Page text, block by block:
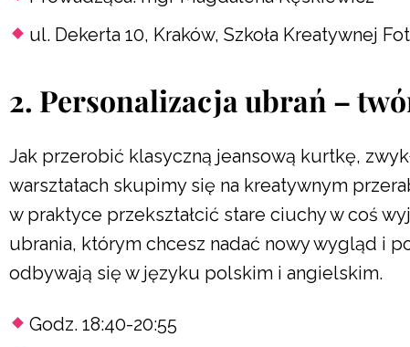
ul. Dekerta 10, Kraków, Szkoła Kreatywnej
2. Personalizacja ubrań –
Jak przerobić klasyczną jeansową kurtkę,
warsztatach skupimy się na kreatywnym
w praktyce przekształcić stare ciuchy w coś
ubrania, którym chcesz nadać nowy wygląd i
odbywają się w języku polskim i angielskim.
Godz. 18:40-20:55